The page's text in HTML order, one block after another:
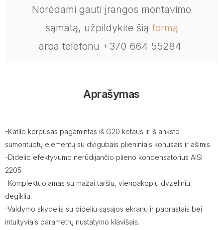
Norėdami gauti įrangos montavimo
sąmatą, užpildykite šią formą
arba telefonu +370 664 55284
Aprašymas
-Katilo korpusas pagamintas iš G20 ketaus ir iš anksto
sumontuotų elementų su dvigubais plieniniais konusais ir ašimis.
-Didelio efektyvumo nerūdijančio plieno kondensatorius AISI
2205.
-Komplektuojamas su mažai taršiu, vienpakopiu dyzeliniu
degikliu.
-Valdymo skydelis su dideliu sąsajos ekranu ir paprastais bei
intuityviais parametrų nustatymo klavišais.